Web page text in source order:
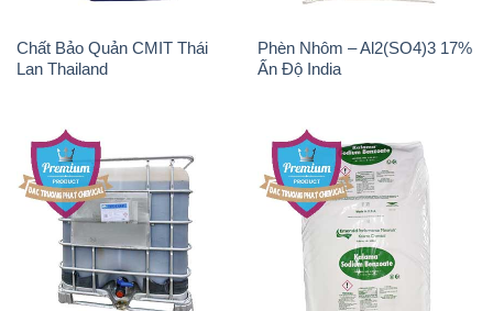
Chất tạo bọt Las P Tico Tank
IBC Bồn Việt Nam
Sodium Benzoate – Mốc Bột
Kalama Food Grade Mỹ Usa